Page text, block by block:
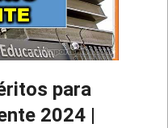
para
2024 |